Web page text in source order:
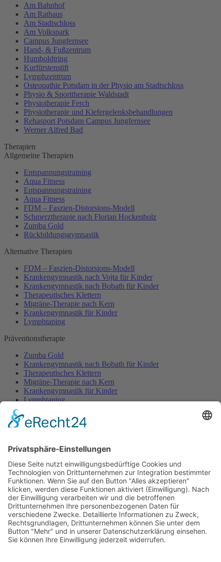
Am Bahnhof
Am Rathaus
Am Stadtschloss
Am Volkspark
Campus Jungfernsee
Hand- & Fußzentrum
Humboldtring
Kurfürstenstift
Lymphzentrum
Osteopathie Potsdam in der Physio am Stadtschloss
Physio & Sporttherapie Waldstadt
Physiotherapie Ferch
Physiotherapie und Kiefergelenksbehandlungen
Rehasport Potsdam Campus Jungfernsee
Werner Alfred Bad
Therapien
Allgemeine Therapien
Entspannungstraining
Aqua Fitness
Entspannungstraining
Aqua Fitness
FDM – Faszien-Distorsions-Modell
Schmerztherapie nach Florian Hockenholz
Zumba Gold
Rückbildungsgymnastik
Alternative Therapien
FDM – Faszien-Distorsions-Modell
Krankengymnastik nach Vojta für Kinder
Krankengymnastik nach Bobath für Kinder
Therapeutisches Klettern
Migräne-Therapie nach Kern
Krankengymnastik für Kinder
Lymphtaping
Präventionstherapie
Zumba Gold
Krankengymnastik nach Bobath für Kinder
Therapeutisches Klettern
Migräne-Therapie nach Kern
Krankengymnastik für Kinder
Lymphtaping
Rücken Therapie
Aqua Fitness
FDM – Faszien-Distorsions-Modell
Zumba Gold
Rückbildungsgymnastik
Kinder Therapie
Krankengymnastik nach Vojta für Kinder
Krankengymnastik nach Bobath für Kinder
Krankengymnastik für Kinder